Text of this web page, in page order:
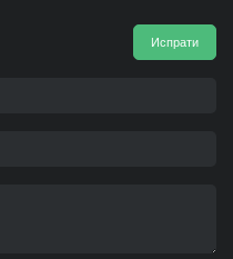
Испрати